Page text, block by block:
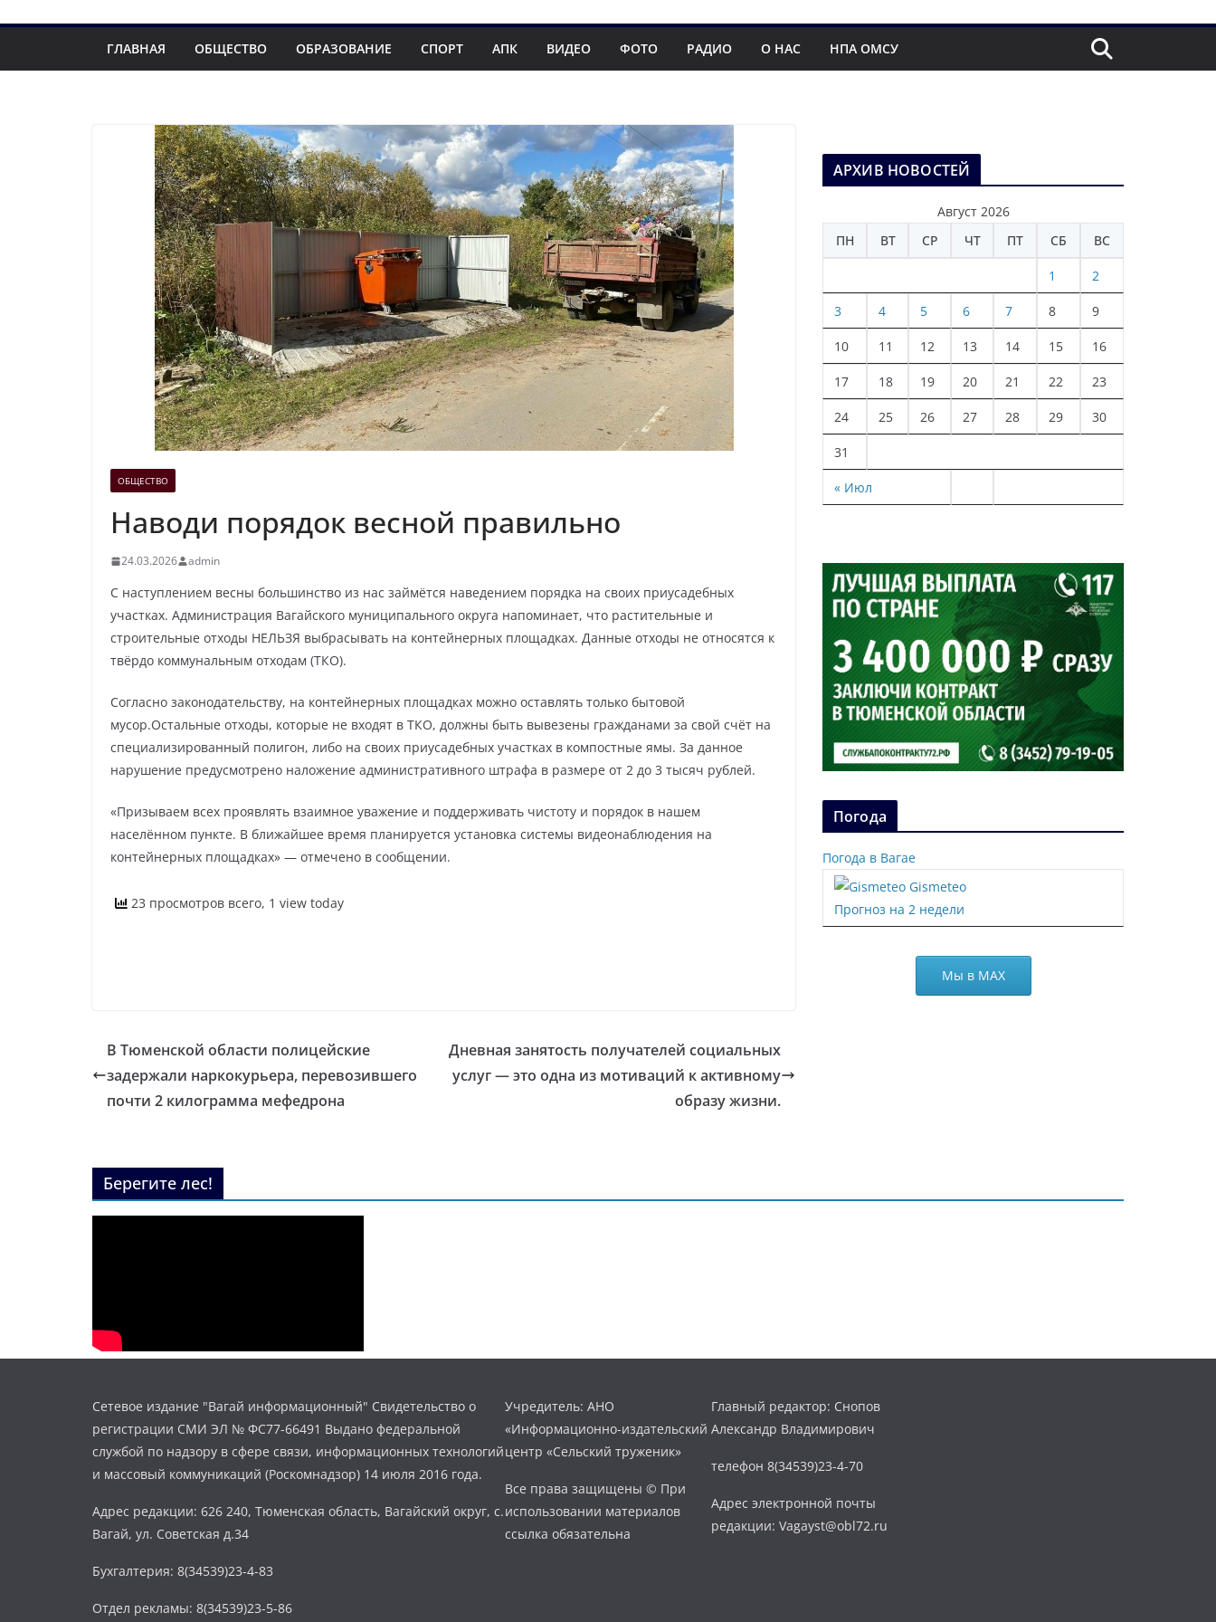
ГЛАВНАЯ ОБЩЕСТВО ОБРАЗОВАНИЕ СПОРТ АПК ВИДЕО ФОТО РАДИО О НАС НПА ОМСУ
ОБЩЕСТВО
Наводи порядок весной правильно
24.03.2026 admin
С наступлением весны большинство из нас займётся наведением порядка на своих приусадебных
участках. Администрация Вагайского муниципального округа напоминает, что растительные и
строительные отходы НЕЛЬЗЯ выбрасывать на контейнерных площадках. Данные отходы не относятся к
твёрдо коммунальным отходам (ТКО).
Согласно законодательству, на контейнерных площадках можно оставлять только бытовой
мусор.Остальные отходы, которые не входят в ТКО, должны быть вывезены гражданами за свой счёт на
специализированный полигон, либо на своих приусадебных участках в компостные ямы. За данное
нарушение предусмотрено наложение административного штрафа в размере от 2 до 3 тысяч рублей.
«Призываем всех проявлять взаимное уважение и поддерживать чистоту и порядок в нашем
населённом пункте. В ближайшее время планируется установка системы видеонаблюдения на
контейнерных площадках» — отмечено в сообщении.
23 просмотров всего, 1 view today
В Тюменской области полицейские
задержали наркокурьера, перевозившего
почти 2 килограмма мефедрона
Дневная занятость получателей социальных
услуг — это одна из мотиваций к активному
образу жизни.
АРХИВ НОВОСТЕЙ
Август 2026
ПН
ВТ СР ЧТ ПТ СБ ВС
« Июл
1 2
3 4 5 6 7 8 9
10 11 12 13 14 15 16
17 18 19 20 21 22 23
24 25 26 27 28 29 30
31
Погода
Погода в Вагае
Gismeteo
Прогноз на 2 недели
Мы в МАХ
Берегите лес!
Сетевое издание "Вагай информационный" Свидетельство о
регистрации СМИ ЭЛ № ФС77-66491 Выдано федеральной
службой по надзору в сфере связи, информационных технологий
и массовый коммуникаций (Роскомнадзор) 14 июля 2016 года.
Адрес редакции: 626 240, Тюменская область, Вагайский округ, с.
Вагай, ул. Советская д.34
Бухгалтерия: 8(34539)23-4-83
Отдел рекламы: 8(34539)23-5-86
Учредитель: АНО
«Информационно-издательский
центр «Сельский труженик»
Все права защищены © При
использовании материалов
ссылка обязательна
Главный редактор: Снопов
Александр Владимирович
телефон 8(34539)23-4-70
Адрес электронной почты
редакции: Vagayst@obl72.ru